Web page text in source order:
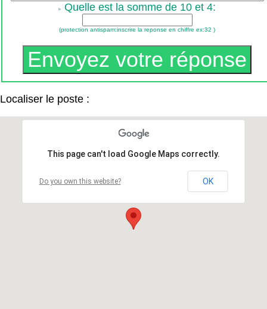
Quelle est la somme de 10 et 4:
(protection antispam:inscrire la reponse en chiffre ex:32 )
Localiser le poste :
This page can't load Google Maps correctly.
Do you own this website? OK